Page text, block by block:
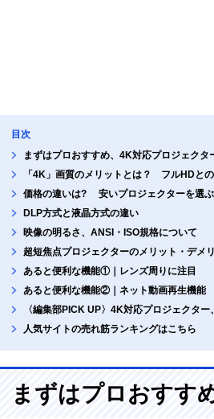
目次
まずはプロおすすめ、4K対応プロジェクタ
「4K」画質のメリットとは？ フルHDと
価格の違いは? 安いプロジェクターを選ぶ
DLP方式と液晶方式の違い
映像の明るさ、ANSI・ISO規格について
超短焦点プロジェクターのメリット・デメ
あると便利な機能①｜レンズ周りに注目
あると便利な機能②｜ネット動画再生機能
〈編集部PICK UP〉4K対応プロジェクタ
人気サイトの売れ筋ランキングはこちら
まずはプロおすす